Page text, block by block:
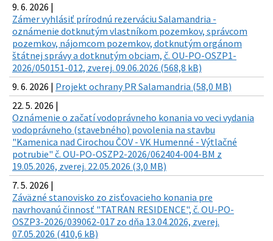
9. 6. 2026 |
Zámer vyhlásiť prírodnú rezerváciu Salamandria -
oznámenie dotknutým vlastníkom pozemkov, správcom
pozemkov, nájomcom pozemkov, dotknutým orgánom
štátnej správy a dotknutým obciam, č. OU-PO-OSZP1-
2026/050151-012, zverej. 09.06.2026 (568,8 kB)
9. 6. 2026 | Projekt ochrany PR Salamandria (58,0 MB)
22. 5. 2026 |
Oznámenie o začatí vodoprávneho konania vo veci vydania
vodoprávneho (stavebného) povolenia na stavbu
"Kamenica nad Cirochou ČOV - VK Humenné - Výtlačné
potrubie" č. OU-PO-OSZP2-2026/062404-004-BM z
19.05.2026, zverej. 22.05.2026 (3,0 MB)
7. 5. 2026 |
Záväzné stanovisko zo zisťovacieho konania pre
navrhovanú činnosť "TATRAN RESIDENCE", č. OU-PO-
OSZP3-2026/039062-017 zo dňa 13.04.2026, zverej.
07.05.2026 (410,6 kB)